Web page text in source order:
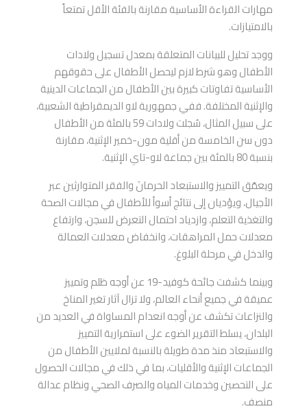
مهارات القراءة الأساسية مقارنة بالفئة الأقل تمتعاً
بالامتيازات.
ووجد تحليل للبيانات المتعلقة بمعدل تسجيل ولادات
الأطفال وهو شرط لازم ليحصل الأطفال على حقوقهم
الأساسية تفاوتات كبيرة بين الأطفال من الجماعات الدينية
والإثنية المختلفة. ففي جمهورية لاو الديمقراطية الشعبية،
على سبيل المثال، سُجلت ولادات 59 بالمئة من الأطفال
دون سن الخامسة من أقلية مون-خمير الإثنية، مقارنة
بنسبة 80 بالمئة بين جماعة لاو-تاي الإثنية.
ويعمّق التمييز والاستبعاد الحرمانَ والفقر المتوارثين عبر
الأجيال، ويؤديان إلى نتائج أسوأ للأطفال في مجالات الصحة
والتغذية التعلم، وازدياد احتمال التعرض للسجن، وارتفاع
معدلات حمل المراهقات، وانخفاض معدلات العمالة
والدخل في مرحلة البلوغ.
وبينما كشفت جائحة كوفيد-19 عن أوجه ظلم وتمييز
عميقة في جميع أنحاء العالم، ولا تزال آثار تغير المناخ
والنزاعات تكشف عن أوجه انعدام المساواة في العديد من
البلدان، يسلط التقرير الضوء على استمرارية التمييز
والاستبعاد منذ مدة طويلة بالنسبة لملايين الأطفال من
الجماعات الإثنية والأقليات، بما في ذلك في مجالات الحصول
على التحصين وخدمات المياه والصرف الصحي ونظام عدالة
منصف.